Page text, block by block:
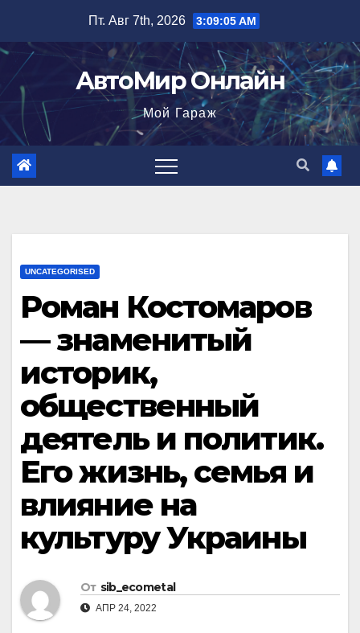
содержимому
Пт. Авг 7th, 2026 3:09:06 AM
АвтоМир Онлайн
Мой Гараж
UNCATEGORISED
Роман Костомаров
— знаменитый
историк,
общественный
деятель и политик.
Его жизнь, семья и
влияние на
культуру Украины
От sib_ecometal
АПР 24, 2022